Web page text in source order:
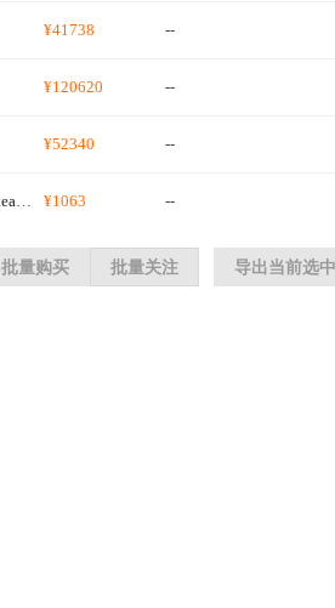
¥41738 --
¥120620 --
¥52340 --
¥1063 --
批量购买 批量关注 导出当前选中